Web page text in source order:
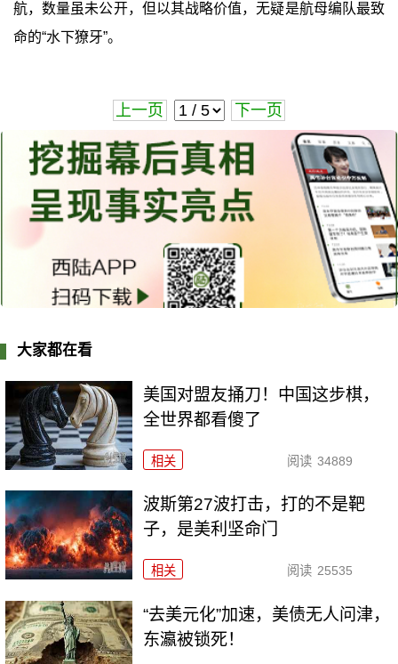
航，数量虽未公开，但以其战略价值，无疑是航母编队最致
命的“水下獠牙”。
上一页 下一页
大家都在看
美国对盟友捅刀！中国这步棋，
全世界都看傻了
相关 阅读 34889
波斯第27波打击，打的不是靶
子，是美利坚命门
相关 阅读 25535
“去美元化”加速，美债无人问津，
东瀛被锁死！